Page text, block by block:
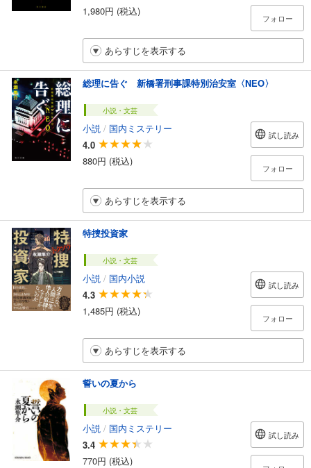
1,980円 (税込)
フォロー
あらすじを表示する
総理に告ぐ 新橋署刑事課特別治安室〈NEO〉
小説・文芸
小説 / 国内ミステリー
4.0
880円 (税込)
試し読み
フォロー
あらすじを表示する
特捜投資家
小説・文芸
小説 / 国内小説
4.3
1,485円 (税込)
試し読み
フォロー
あらすじを表示する
誓いの夏から
小説・文芸
小説 / 国内ミステリー
3.4
770円 (税込)
試し読み